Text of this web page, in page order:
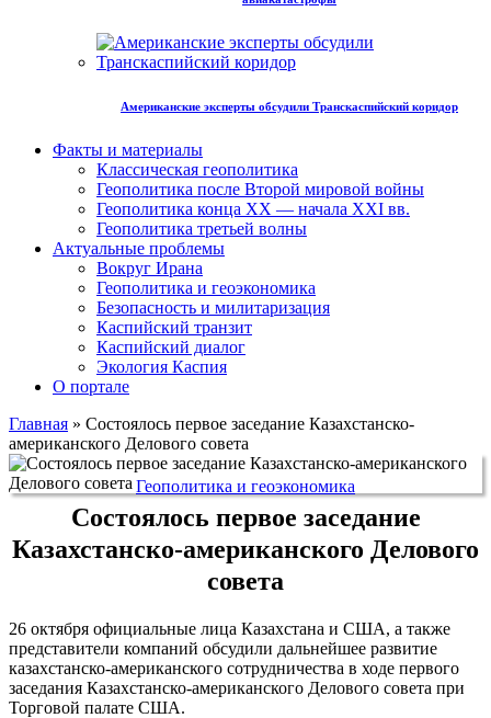
Американские эксперты обсудили Транскаспийский коридор
Факты и материалы
Классическая геополитика
Геополитика после Второй мировой войны
Геополитика конца XX — начала XXI вв.
Геополитика третьей волны
Актуальные проблемы
Вокруг Ирана
Геополитика и геоэкономика
Безопасность и милитаризация
Каспийский транзит
Каспийский диалог
Экология Каспия
О портале
Главная » Состоялось первое заседание Казахстанско-
американского Делового совета
Геополитика и геоэкономика
Состоялось первое заседание
Казахстанско-американского Делового
совета
26 октября официальные лица Казахстана и США, а также
представители компаний обсудили дальнейшее развитие
казахстанско-американского сотрудничества в ходе первого
заседания Казахстанско-американского Делового совета при
Торговой палате США.